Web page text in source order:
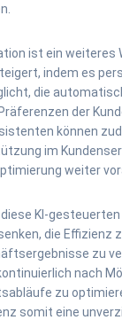
ist ein weiteres
indem es
die
der
können
im
weiter
KI-
die Effizienz
zu
nach
zu
somit eine